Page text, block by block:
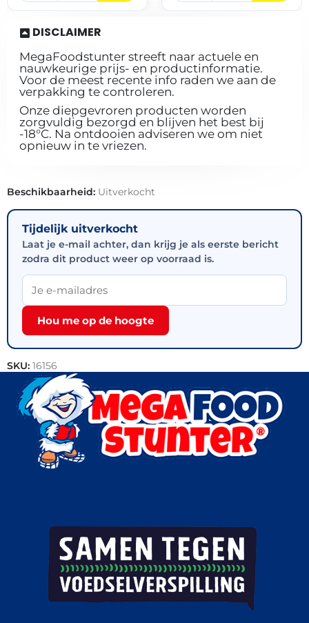
DISCLAIMER
MegaFoodstunter streeft naar actuele en
nauwkeurige prijs- en productinformatie.
Voor de meest recente info raden we aan de
verpakking te controleren.
Onze diepgevroren producten worden
zorgvuldig bezorgd en blijven het best bij
-18°C. Na ontdooien adviseren we om niet
opnieuw in te vriezen.
Beschikbaarheid: Uitverkocht
Tijdelijk uitverkocht
Laat je e-mail achter, dan krijg je als eerste bericht
zodra dit product weer op voorraad is.
Hou me op de hoogte
SKU: 16156
Categorie: Outlet